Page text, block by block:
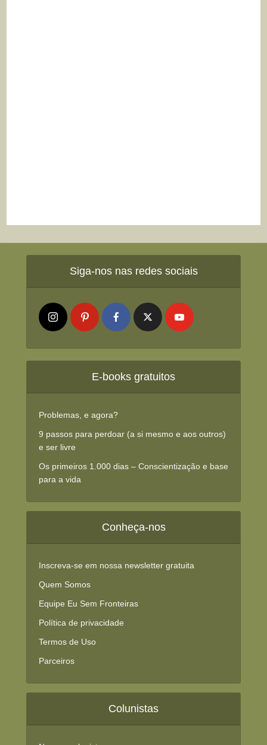
Siga-nos nas redes sociais
E-books gratuitos
Problemas, e agora?
9 passos para perdoar (a si mesmo e aos outros)
e ser livre
Os primeiros 1.000 dias – Conscientização e base
para a vida
Conheça-nos
Inscreva-se em nossa newsletter gratuita
Quem Somos
Equipe Eu Sem Fronteiras
Política de privacidade
Termos de Uso
Parceiros
Colunistas